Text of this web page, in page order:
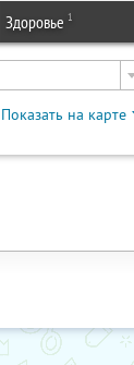
Здоровье 1
Показать на карте